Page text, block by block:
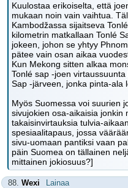
Kuulostaa erikoiselta, että
mukaan noin vain vaihtua.
Kambodžassa sijaitseva
kilometrin matkallaan Tonlé
jokeen, johon se yhtyy
pätee vain osan aikaa
Kun Mekong sitten alkaa
Tonlé sap -joen
Sap -järveen, jonka pinta-ala
Myös Suomessa voi suurien
sivujokien osa-aikaisia jonkin
takaisinvirtauksia tulvia-
spesiaalitapaus, jossa
sivu-uomaan pantiksi vaan
päin Suomea on tällainen
mittainen jokiosuus?]
88. Wexi Lainaa